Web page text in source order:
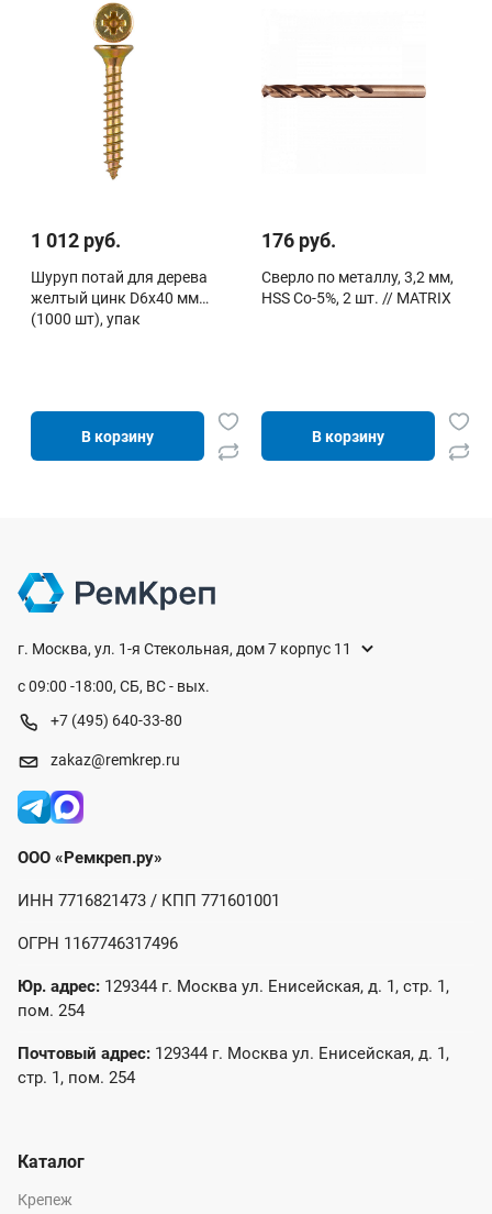
1 012 руб.
Шуруп потай для дерева
желтый цинк D6х40 мм
(1000 шт), упак
В корзину
176 руб.
Сверло по металлу, 3,2 мм,
HSS Co-5%, 2 шт. // MATRIX
В корзину
г. Москва, ул. 1-я Стекольная, дом 7 корпус 11
с 09:00 -18:00, СБ, ВС - вых.
+7 (495) 640-33-80
zakaz@remkrep.ru
ООО «Ремкреп.ру»
ИНН 7716821473 / КПП 771601001
ОГРН 1167746317496
Юр. адрес: 129344 г. Москва ул. Енисейская, д. 1, стр. 1,
пом. 254
Почтовый адрес: 129344 г. Москва ул. Енисейская, д. 1,
стр. 1, пом. 254
Каталог
Крепеж